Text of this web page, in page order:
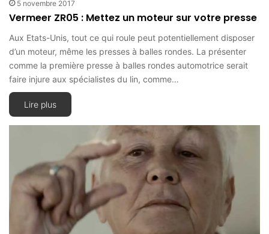
5 novembre 2017
Vermeer ZR05 : Mettez un moteur sur votre presse
Aux Etats-Unis, tout ce qui roule peut potentiellement disposer
d’un moteur, même les presses à balles rondes. La présenter
comme la première presse à balles rondes automotrice serait
faire injure aux spécialistes du lin, comme…
Lire plus